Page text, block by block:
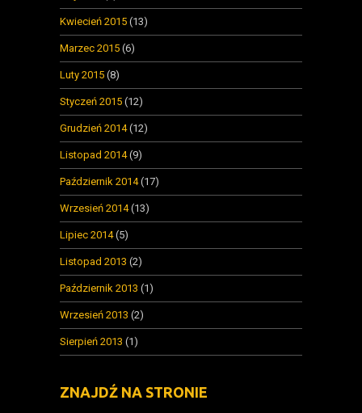
Kwiecień 2015 (13)
Marzec 2015 (6)
Luty 2015 (8)
Styczeń 2015 (12)
Grudzień 2014(12)
Listopad 2014(9)
Październik 2014(17)
Wrzesień 2014(13)
Lipiec 2014(5)
Listopad 2013 (2)
Październik 2013 (1)
Wrzesień 2013 (2)
Sierpień 2013 (1)
ZNAJDŹ NA STRONIE